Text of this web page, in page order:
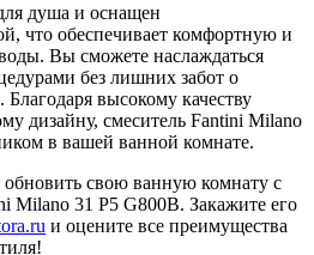
душа и оснащен
что обеспечивает комфортную и
Вы сможете наслаждаться
без лишних забот о
высокому качеству
дизайну, смеситель Fantini Milano
в вашей ванной комнате.
свою ванную комнату с
Milano 31 P5 G800B. Закажите его
и оцените все преимущества